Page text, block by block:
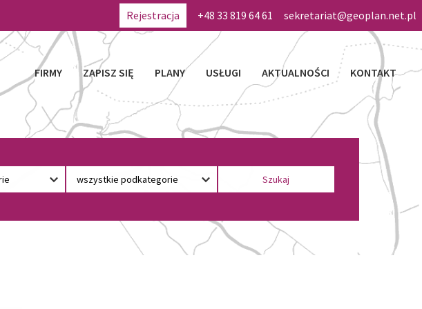
Rejestracja +48 33 819 64 61 sekretariat@geoplan.net.pl
FIRMY ZAPISZ SIĘ PLANY USŁUGI AKTUALNOŚCI KONTAKT